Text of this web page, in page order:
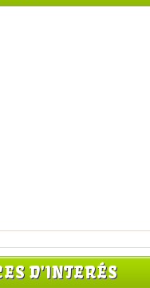
D'INTERÉS